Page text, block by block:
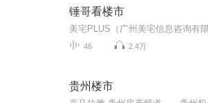
锤哥看楼市
46 2.4万
贵州楼市